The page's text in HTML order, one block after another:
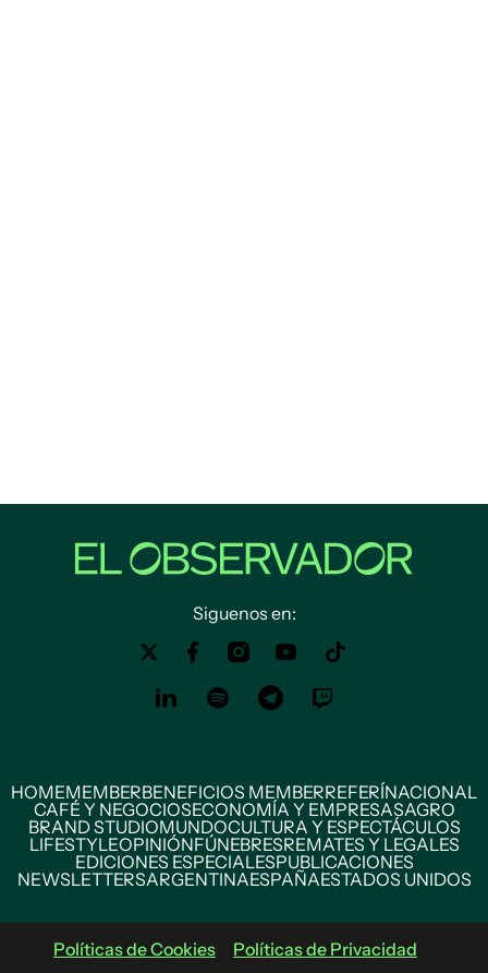
Siguenos en:
HOMEMEMBERBENEFICIOS MEMBERREFERÍNACIONAL
CAFÉ Y NEGOCIOSECONOMÍA Y EMPRESASAGRO
BRAND STUDIOMUNDOCULTURA Y ESPECTÁCULOS
LIFESTYLEOPINIÓNFÚNEBRESREMATES Y LEGALES
EDICIONES ESPECIALESPUBLICACIONES
NEWSLETTERSARGENTINAESPAÑAESTADOS UNIDOS
Políticas de Cookies Políticas de Privacidad